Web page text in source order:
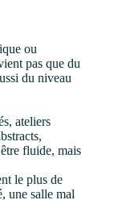
ou
pas que du
du niveau
ateliers
fluide, mais
le plus de
une salle mal